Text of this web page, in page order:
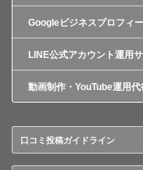
Googleビジネスプロフィ
LINE公式アカウント運用
動画制作・YouTube運用
口コミ投稿ガイドライン